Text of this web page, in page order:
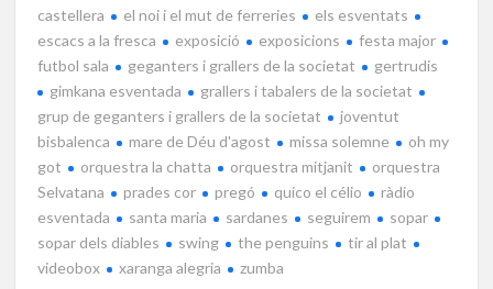
castellera
el noi i el mut de ferreries
els esventats
escacs a la fresca
exposició exposicions
festa major
futbol sala
geganters i grallers de la societat
gertrudis
gimkana esventada
grallers i tabalers de la societat
grup de geganters i grallers de la societat
joventut
bisbalenca
mare de Déu d'agost missa solemne
oh my
got
orquestra la chatta orquestra mitjanit
orquestra
Selvatana
prades cor pregó quico el célio
ràdio
esventada
santa maria sardanes seguirem
sopar
sopar dels diables
swing the penguins
tir al plat
videobox
xaranga alegria zumba